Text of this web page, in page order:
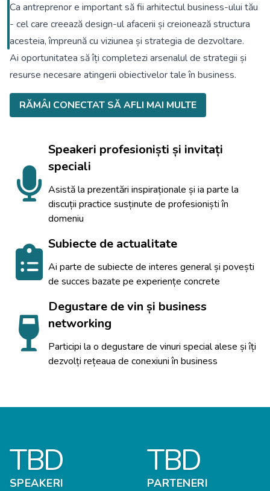
Ca antreprenor e important să fii arhitectul business-ului tău
- cel care creează design-ul afacerii și creionează structura
acesteia, împreună cu viziunea și strategia de dezvoltare.
Ai oportunitatea să îți completezi arsenalul de strategii și
resurse necesare atingerii obiectivelor tale în business.
RĂMÂI CONECTAT SĂ AFLI MAI MULTE
Speakeri profesioniști și invitați
speciali
Asistă la prezentări inspiraționale și ia parte la
discuții practice susținute de profesioniști în
domeniu
Subiecte de actualitate
Ai parte de subiecte de interes general și povești
de succes bazate pe experiențe concrete
Degustare de vin și business
networking
Participi la o degustare de vinuri special alese și îți
dezvolți rețeaua de conexiuni în business
TBD
SPEAKERI
TBD
PARTENERI